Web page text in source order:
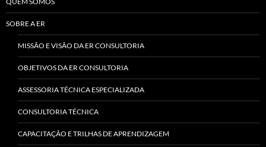
SOBRE A ER
MISSÃO E VISÃO DA ER CONSULTORIA
OBJETIVOS DA ER CONSULTORIA
ASSESSORIA TÉCNICA ESPECIALIZADA
CONSULTORIA TÉCNICA
CAPACITAÇÃO E TRILHAS DE APRENDIZAGEM